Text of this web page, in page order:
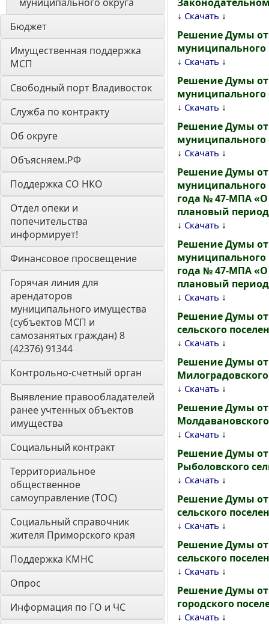
Бюджет
Имущественная поддержка
МСП
Свободный порт Владивосток
Служба по контракту
Об округе
Объясняем.РФ
Поддержка СО НКО
Отдел опеки и
попечительства
информирует!
Финансовое просвещение
Горячая линия для
арендаторов
муниципального имущества
(субъектов МСП и
самозанятых граждан) 8
(42376) 91344
Контрольно-счетный орган
Выявление правообладателей
ранее учтенных объектов
имущества
Социальный контракт
Территориальное
общественное
самоуправление (ТОС)
Социальный справочник
жителя Приморского края
Поддержка КМНС
Опрос
Информация по ГО и ЧС
↓ Скачать ↓
Решение Думы
↓ Скачать ↓
Решение Думы от
муниципального
↓ Скачать ↓
Решение Думы
муниципального
↓ Скачать ↓
Решение Думы
муниципального
года № 47-МПА «О
плановый период
↓ Скачать ↓
Решение Думы
муниципального
года № 47-МПА «О
плановый период
↓ Скачать ↓
Решение Думы от
сельского
↓ Скачать ↓
Решение Думы
↓ Скачать ↓
Решение Думы
↓ Скачать ↓
Решение Думы
Рыболовского
↓ Скачать ↓
Решение Думы
сельского
↓ Скачать ↓
Решение Думы
сельского
↓ Скачать ↓
Решение Думы
городского
↓ Скачать ↓